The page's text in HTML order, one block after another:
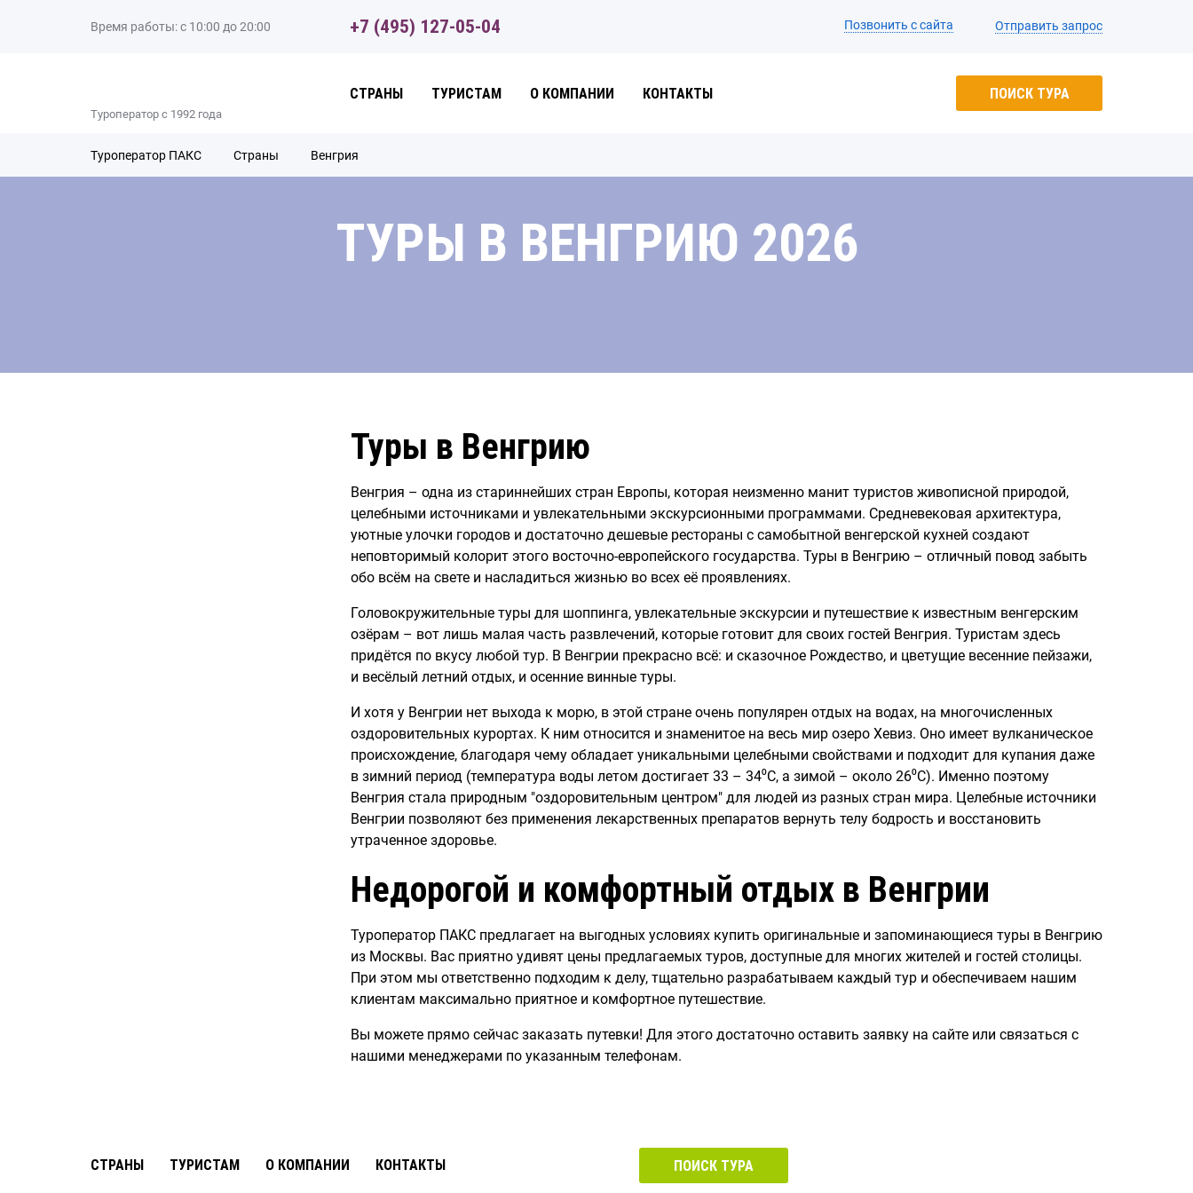
Время работы: с 10:00 до 20:00 +7 (495) 127-05-04 Позвонить с сайта Отправить запрос
Туроператор с 1992 года
CТРАНЫ ТУРИСТАМ О КОМПАНИИ КОНТАКТЫ ПОИСК ТУРА
Туроператор ПАКС Cтраны Венгрия
ТУРЫ В ВЕНГРИЮ 2026
Туры в Венгрию
Венгрия – одна из стариннейших стран Европы, которая неизменно манит туристов живописной природой,
целебными источниками и увлекательными экскурсионными программами. Средневековая архитектура,
уютные улочки городов и достаточно дешевые рестораны с самобытной венгерской кухней создают
неповторимый колорит этого восточно-европейского государства. Туры в Венгрию – отличный повод забыть
обо всём на свете и насладиться жизнью во всех её проявлениях.
Головокружительные туры для шоппинга, увлекательные экскурсии и путешествие к известным венгерским
озёрам – вот лишь малая часть развлечений, которые готовит для своих гостей Венгрия. Туристам здесь
придётся по вкусу любой тур. В Венгрии прекрасно всё: и сказочное Рождество, и цветущие весенние пейзажи,
и весёлый летний отдых, и осенние винные туры.
И хотя у Венгрии нет выхода к морю, в этой стране очень популярен отдых на водах, на многочисленных
оздоровительных курортах. К ним относится и знаменитое на весь мир озеро Хевиз. Оно имеет вулканическое
происхождение, благодаря чему обладает уникальными целебными свойствами и подходит для купания даже
в зимний период (температура воды летом достигает 33 – 34⁰C, а зимой – около 26⁰C). Именно поэтому
Венгрия стала природным "оздоровительным центром" для людей из разных стран мира. Целебные источники
Венгрии позволяют без применения лекарственных препаратов вернуть телу бодрость и восстановить
утраченное здоровье.
Недорогой и комфортный отдых в Венгрии
Туроператор ПАКС предлагает на выгодных условиях купить оригинальные и запоминающиеся туры в Венгрию
из Москвы. Вас приятно удивят цены предлагаемых туров, доступные для многих жителей и гостей столицы.
При этом мы ответственно подходим к делу, тщательно разрабатываем каждый тур и обеспечиваем нашим
клиентам максимально приятное и комфортное путешествие.
Вы можете прямо сейчас заказать путевки! Для этого достаточно оставить заявку на сайте или связаться с
нашими менеджерами по указанным телефонам.
CТРАНЫ ТУРИСТАМ О КОМПАНИИ КОНТАКТЫ ПОИСК ТУРА